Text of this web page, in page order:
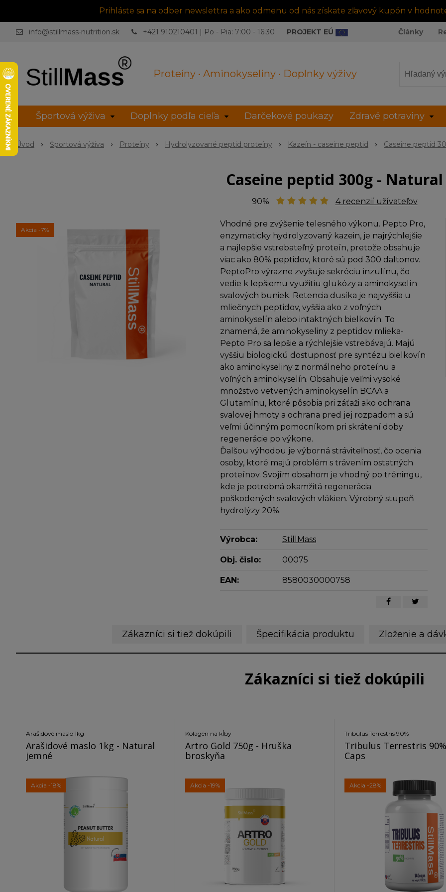
Prihláste sa na odber newslettra a ako odmenu od nás získate zľavový kupón v
Proteíny • Aminokyseliny • Doplnky výživy
info@stillmass-nutrition.sk +421 910210401 | Po - Pia: 7:00 - 16:30 PROJEKT EÚ Články
Športová výživa Doplnky podľa cieľa Darčekové poukazy Zdravé potraviny
Úvod Športová výživa Proteíny Hydrolyzované peptid proteíny Kazeín - caseine peptid Caseine peptid
Caseine peptid 300g - Natural
90% 4recenzií užívateľov
Akcia -7%
Vhodné pre zvýšenie telesného výkonu. Pepto Pro,
enzymaticky hydrolyzovaný kazein, je najrýchlejšie
a najlepšie vstrebateľný proteín, pretože obsahuje
viac ako 80% peptidov, ktoré sú pod 300 daltonov.
PeptoPro výrazne zvyšuje sekréciu inzulínu, čo
vedie k lepšiemu využitiu glukózy a aminokyselín
svalových buniek. Retencia dusíka je najvyššia u
mliečnych peptidov, vyššia ako z voľných
aminokyselín alebo intaktných bielkovín. To
znamená, že aminokyseliny z peptidov mlieka-
Pepto Pro sa lepšie a rýchlejšie vstrebávajú. Majú
vyššiu biologickú dostupnosť pre syntézu bielkovín
ako aminokyseliny z normálneho proteínu a
voľných aminokyselín. Obsahuje veľmi vysoké
množstvo vetvených aminokyselín BCAA a
Glutamínu, ktoré pôsobia pri záťaži ako ochrana
svalovej hmoty a ochrana pred jej rozpadom a sú
veľmi účinným pomocníkom pri skrátení doby
regenerácie po výkone.
Ďalšou výhodou je výborná stráviteľnosť, čo ocenia
osoby, ktoré majú problém s trávením ostatných
proteínov. Svojím obsahom je vhodný po tréningu,
kde je potrebná okamžitá regenerácia
poškodených svalových vlákien. Výrobný stupeň
hydrolýzy 20%.
Výrobca: StillMass
Obj. čislo: 00075
EAN: 8580030000758
Zákazníci si tiež dokúpili Špecifikácia produktu Zloženie a
Zákazníci si tiež dokúpili
Arašidové maslo 1kg
Arašidové maslo 1kg - Natural
jemné
Akcia -18%
Kolagén na kĺby
Artro Gold 750g - Hruška
broskyňa
Akcia -19%
Tribulus Terrestris 90%
Tribulus Terrestris
Caps
Akcia -28%